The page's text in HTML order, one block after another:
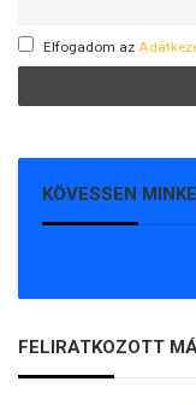
Elfogadom az
KÖVESSEN
FELIRATKOZOTT